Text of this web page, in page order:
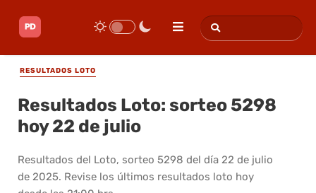
RESULTADOS LOTO
Resultados Loto: sorteo 5298
hoy 22 de julio
Resultados del Loto, sorteo 5298 del día 22 de julio
de 2025. Revise los últimos resultados loto hoy